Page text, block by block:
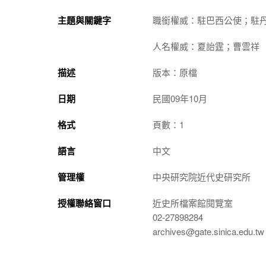
主題與關鍵字 職銜權威：駐巴西公使；駐
人名權威：夏詒霆；曹雲祥
描述 版本：原檔
日期 民國09年10月
格式 頁數：1
語言 中文
管理權 中央研究院近代史研究所
授權聯絡窗口
近史所檔案館閱覽室
02-27898284
archives@gate.sinica.edu.tw